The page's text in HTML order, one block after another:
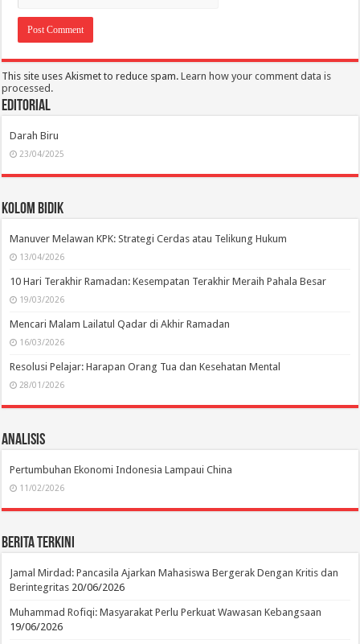
This site uses Akismet to reduce spam.Learn how your comment data is
processed.
Editorial
Darah Biru
23/04/2025
Kolom Bidik
Manuver Melawan KPK: Strategi Cerdas atau Telikung Hukum
13/04/2026
10 Hari Terakhir Ramadan: Kesempatan Terakhir Meraih Pahala Besar
19/03/2026
Mencari Malam Lailatul Qadar di Akhir Ramadan
16/03/2026
Resolusi Pelajar: Harapan Orang Tua dan Kesehatan Mental
28/01/2026
Analisis
Pertumbuhan Ekonomi Indonesia Lampaui China
11/02/2026
Berita Terkini
Jamal Mirdad: Pancasila Ajarkan Mahasiswa Bergerak Dengan Kritis dan
Berintegritas 20/06/2026
Muhammad Rofiqi: Masyarakat Perlu Perkuat Wawasan Kebangsaan
19/06/2026